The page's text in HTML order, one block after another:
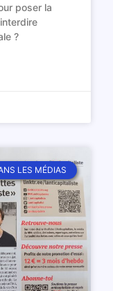
poser la
?
LES MÉDIAS